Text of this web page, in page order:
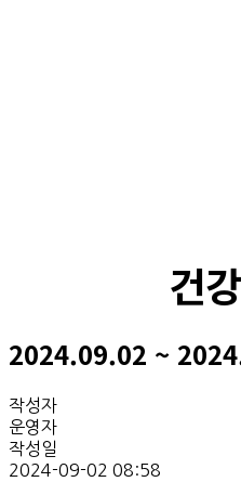
건
2024.09.02 ~
작성자
운영자
작성일
2024-09-02 08:58